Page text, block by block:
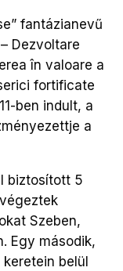
fantázianevű
Dezvoltare
în valoare a
fortificate
ben indult, a
a
biztosított 5
végeztek
Szeben,
Egy második,
belül